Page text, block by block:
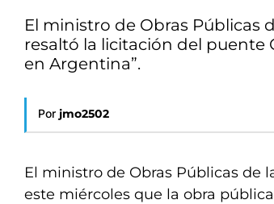
El ministro de Obras Públicas
resaltó la licitación del puente
en Argentina”.
Por jmo2502
El ministro de Obras Públicas de
este miércoles que la obra